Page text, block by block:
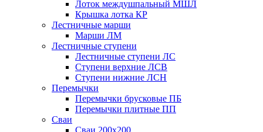
Лоток междушпальный МШЛ
Крышка лотка КР
Лестничные марши
Марши ЛМ
Лестничные ступени
Лестничные ступени ЛС
Ступени верхние ЛСВ
Ступени нижние ЛСН
Перемычки
Перемычки брусковые ПБ
Перемычки плитные ПП
Сваи
Сваи 200х200